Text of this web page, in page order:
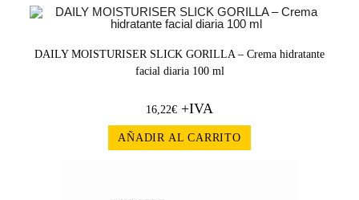
DAILY MOISTURISER SLICK GORILLA – Crema hidratante
facial diaria 100 ml
16,22€ +IVA
AÑADIR AL CARRITO